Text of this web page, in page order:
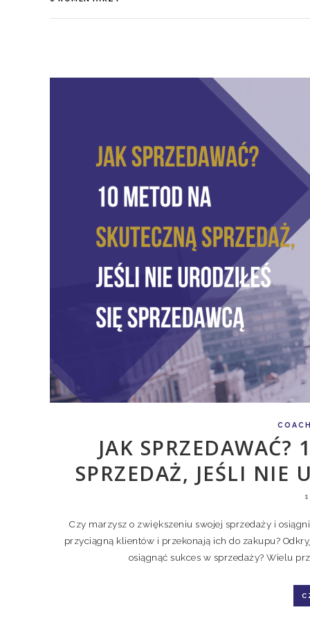
JAK
SPRZEDAŻ, JEŚLI NIE
Czy marzysz o zwiększeniu swojej sprzedaży i
przyciągną klientów i przekonają ich do zakupu?
osiągnąć sukces w sprzedaży? Wielu